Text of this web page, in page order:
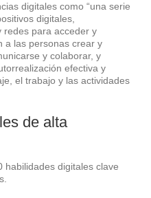
digitales como “una serie
digitales,
redes para acceder y
a las personas crear y
y colaborar, y
efectiva y
el trabajo y las actividades
de alta
habilidades digitales clave